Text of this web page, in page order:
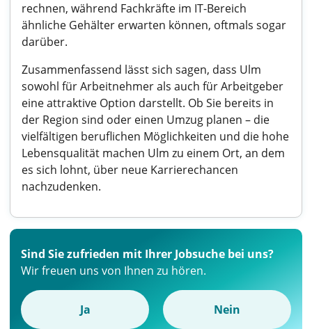
rechnen, während Fachkräfte im IT-Bereich
ähnliche Gehälter erwarten können, oftmals sogar
darüber.
Zusammenfassend lässt sich sagen, dass Ulm
sowohl für Arbeitnehmer als auch für Arbeitgeber
eine attraktive Option darstellt. Ob Sie bereits in
der Region sind oder einen Umzug planen – die
vielfältigen beruflichen Möglichkeiten und die hohe
Lebensqualität machen Ulm zu einem Ort, an dem
es sich lohnt, über neue Karrierechancen
nachzudenken.
Sind Sie zufrieden mit Ihrer Jobsuche bei uns?
Wir freuen uns von Ihnen zu hören.
Ja Nein